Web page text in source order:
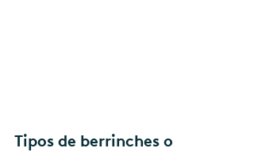
Tipos de berrinches o